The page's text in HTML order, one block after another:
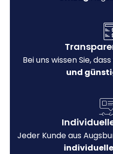
Bei uns wissen Sie, dass
und
Jeder Kunde aus